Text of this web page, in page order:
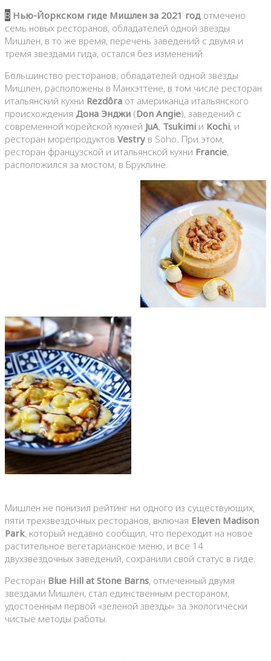
Нью-Йоркском гиде Мишлен за 2021 год отмечено
семь новых ресторанов, обладателей одной звезды
Мишлен, в то же время, перечень заведений с двумя и
тремя звездами гида, остался без изменений.
Большинство ресторанов, обладателей одной звезды
Мишлен, расположены в Манхэттене, в том числе ресторан
итальянский кухни Rezdôra от американца итальянского
происхождения Дона Энджи (Don Angie), заведений с
современной корейской кухней JuA, Tsukimi и Kochi, и
ресторан морепродуктов Vestry в Soho. При этом,
ресторан французской и итальянской кухни Francie,
расположился за мостом, в Бруклине.
Мишлен не понизил рейтинг ни одного из существующих,
пяти трехзвездочных ресторанов, включая Eleven Madison
Park, который недавно сообщил, что переходит на новое
растительное вегетарианское меню, и все 14
двухзвездочных заведений, сохранили свой статус в гиде.
Ресторан Blue Hill at Stone Barns, отмеченный двумя
звездами Мишлен, стал единственным рестораном,
удостоенным первой «зеленой звезды» за экологически
чистые методы работы.